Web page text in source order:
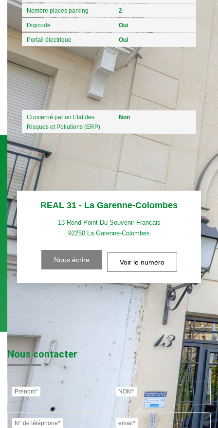
Nombre places parking 2
Digicode Oui
Portail électrique Oui
Diagnostics
Concerné par un Etat des
Risques et Pollutions (ERP)
Non
REAL 31 - La Garenne-Colombes
13 Rond-Point Du Souvenir Français
92250 La Garenne-Colombes
Nous écrire Voir le numéro
Nous contacter
Prénom* NOM*
N° de téléphone* email*